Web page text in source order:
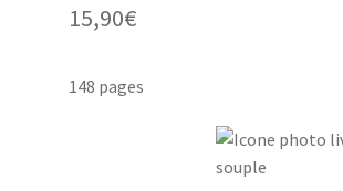
15,90€
148 pages